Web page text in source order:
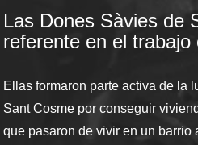
Las Dones Sàvies de
referente en el trabajo
Ellas formaron parte activa de la
Sant Cosme por conseguir
que pasaron de vivir en un barrio